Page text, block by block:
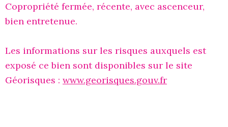
Copropriété fermée, récente, avec ascenceur,
bien entretenue.
Les informations sur les risques auxquels est
exposé ce bien sont disponibles sur le site
Géorisques : www.georisques.gouv.fr